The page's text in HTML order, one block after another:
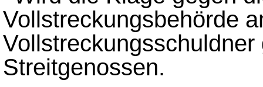
Vollstreckungsbehörde
Streitgenossen.